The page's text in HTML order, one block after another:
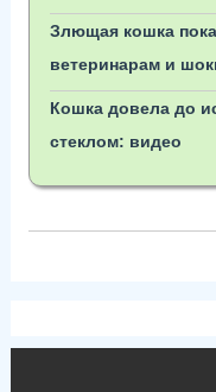
Злющая кошка
ветеринарам и
Кошка довела до
стеклом: видео